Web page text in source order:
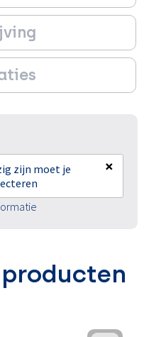
zijn moet je
×